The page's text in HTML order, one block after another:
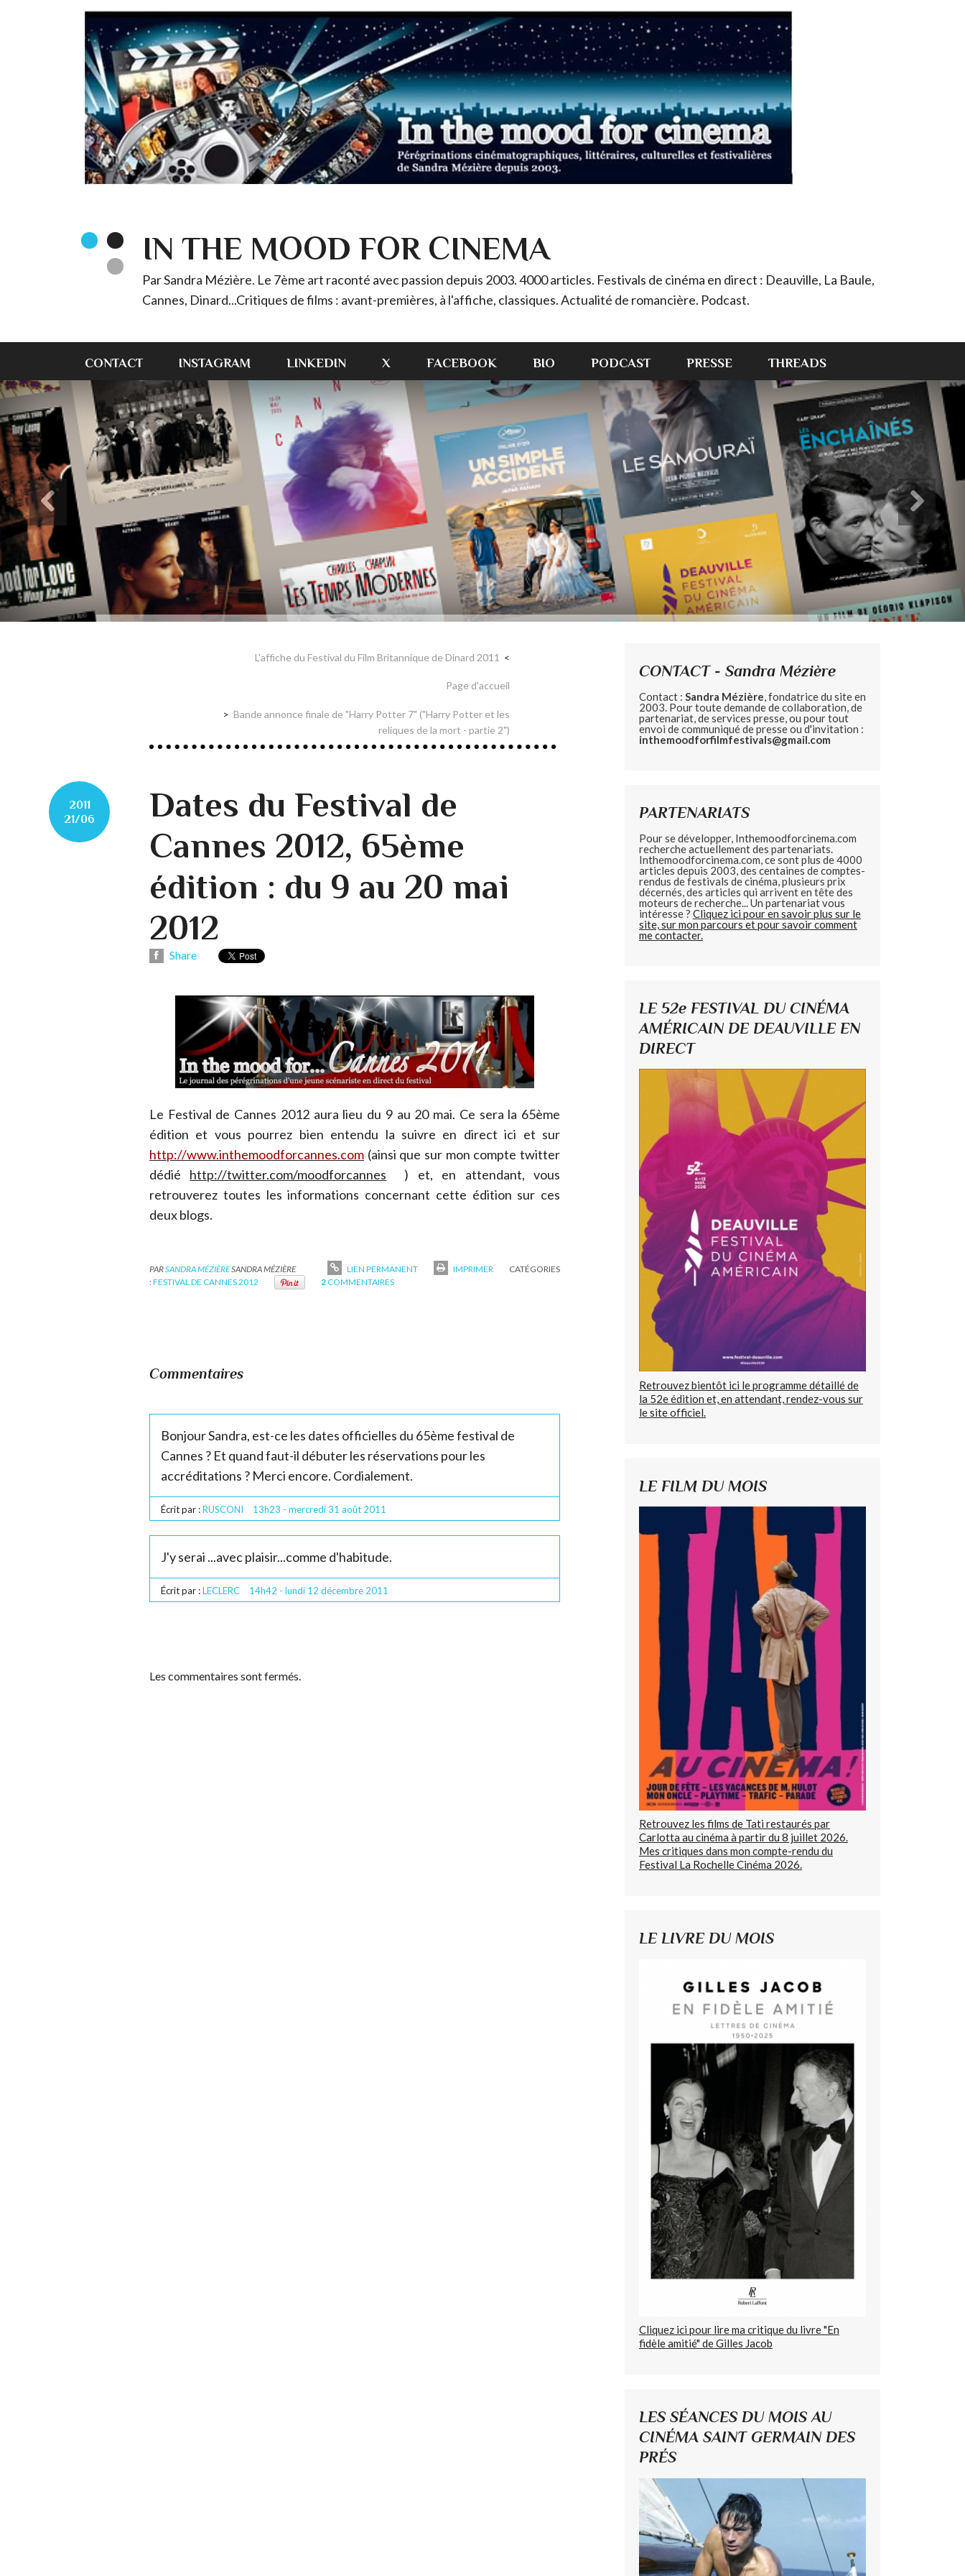
IN THE MOOD FOR CINEMA
Par Sandra Mézière. Le 7ème art raconté avec passion depuis 2003. 4000 articles. Festivals de cinéma en direct : Deauville, La Baule,
Cannes, Dinard...Critiques de films : avant-premières, à l'affiche, classiques. Actualité de romancière. Podcast.
CONTACT INSTAGRAM LINKEDIN X FACEBOOK BIO PODCAST PRESSE THREADS
L'affiche du Festival du Film Britannique de Dinard 2011
Page d'accueil
Bande annonce finale de "Harry Potter 7" ("Harry Potter et les
reliques de la mort - partie 2")
2011
21/06
Dates du Festival de
Cannes 2012, 65ème
édition : du 9 au 20 mai
2012
Share
Le Festival de Cannes 2012 aura lieu du 9 au 20 mai. Ce sera la 65ème
édition et vous pourrez bien entendu la suivre en direct ici et sur
http://www.inthemoodforcannes.com (ainsi que sur mon compte twitter
dédié http://twitter.com/moodforcannes ) et, en attendant, vous
retrouverez toutes les informations concernant cette édition sur ces
deux blogs.
PARSANDRA MÉZIÈRESANDRA MÉZIÈRE LIEN PERMANENT IMPRIMER
CATÉGORIES
:FESTIVAL DE CANNES 2012 2 COMMENTAIRES
Commentaires
Bonjour Sandra, est-ce les dates officielles du 65ème festival de
Cannes ? Et quand faut-il débuter les réservations pour les
accréditations ? Merci encore. Cordialement.
Écrit par :RUSCONI 13h23 - mercredi 31 août 2011
J'y serai ...avec plaisir...comme d'habitude.
Écrit par :LECLERC 14h42 - lundi 12 décembre 2011
Les commentaires sont fermés.
CONTACT - Sandra Mézière
Contact : Sandra Mézière, fondatrice du site en
2003. Pour toute demande de collaboration, de
partenariat, de services presse, ou pour tout
envoi de communiqué de presse ou d'invitation :
inthemoodforfilmfestivals@gmail.com
PARTENARIATS
Pour se développer, Inthemoodforcinema.com
recherche actuellement des partenariats.
Inthemoodforcinema.com, ce sont plus de 4000
articles depuis 2003, des centaines de comptes-
rendus de festivals de cinéma, plusieurs prix
décernés, des articles qui arrivent en tête des
moteurs de recherche... Un partenariat vous
intéresse ? Cliquez ici pour en savoir plus sur le
site, sur mon parcours et pour savoir comment
me contacter.
LE 52e FESTIVAL DU CINÉMA
AMÉRICAIN DE DEAUVILLE EN
DIRECT
Retrouvez bientôt ici le programme détaillé de
la 52e édition et, en attendant, rendez-vous sur
le site officiel.
LE FILM DU MOIS
Retrouvez les films de Tati restaurés par
Carlotta au cinéma à partir du 8 juillet 2026.
Mes critiques dans mon compte-rendu du
Festival La Rochelle Cinéma 2026.
LE LIVRE DU MOIS
Cliquez ici pour lire ma critique du livre "En
fidèle amitié" de Gilles Jacob
LES SÉANCES DU MOIS AU
CINÉMA SAINT GERMAIN DES
PRÉS